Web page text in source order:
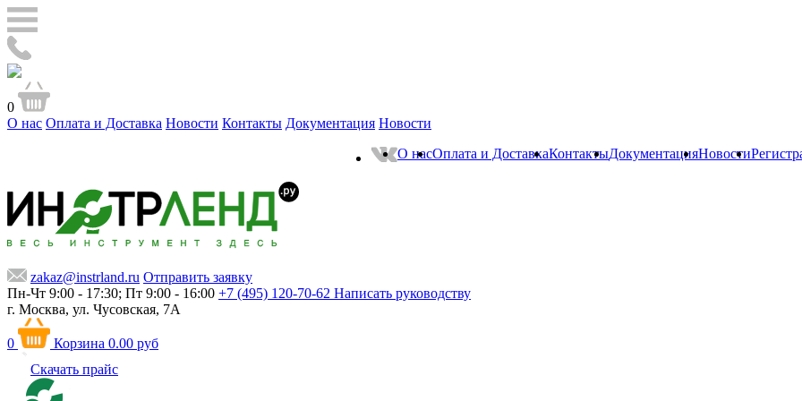
0
О нас Оплата и Доставка Новости Контакты Документация Новости
О насОплата и ДоставкаКонтактыДокументацияНовости
zakaz@instrland.ru Отправить заявку
Пн-Чт 9:00 - 17:30; Пт 9:00 - 16:00 +7 (495) 120-70-62 Написать руководству
г. Москва, ул. Чусовская, 7А
0 Корзина 0.00 руб
Скачать прайс